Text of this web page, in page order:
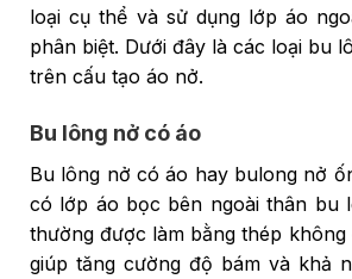
loại cụ thể và sử dụng lớp áo
phân biệt. Dưới đây là các loại bu
trên cấu tạo áo nở.
Bu lông nở có áo
Bu lông nở có áo hay bulong nở
có lớp áo bọc bên ngoài thân bu
thường được làm bằng thép không
giúp tăng cường độ bám và khả